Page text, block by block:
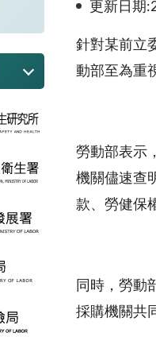
更新日期
針對某前立
動部至為重
勞動部表示
機關儘速查
款、勞健保
同時，勞動
採購機關共